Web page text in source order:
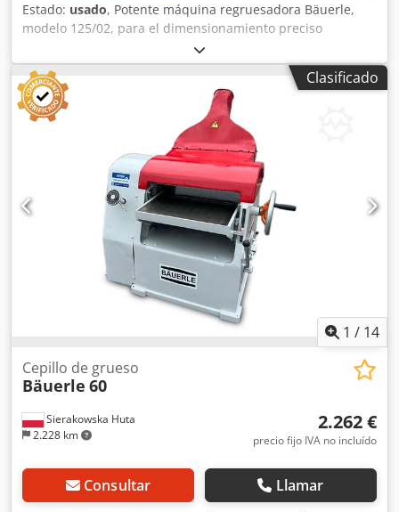
Estado: usado, Potente máquina regruesadora Bäuerle,
modelo 125/02, para el dimensionamiento preciso
(regruesado) de madera maciza y materiales derivados de
la madera. Su construcción robusta y su potente motor
garantizan resultados de regruesado uniformes y una
larga vida útil. Incluye accesorios. Csdpezrxznjfx Ab Tjha
Datos técnicos: - Ancho de cepillado: 610 mm - Altura de
cepillado: 200 mm - Cilindro de cepillado: cuchillas de
cepillado de ranura, Z4 - Velocidad de avance: 7 - 14
m/min - Potencia del motor: 4,4 kW - Peso: aprox. 1150 kg
Clasificado
1 / 14
Sierakowska Huta
2.228 km
Cepillo de grueso
Bäuerle 60
2.262 €
precio fijo IVA no incluído
Consultar Llamar